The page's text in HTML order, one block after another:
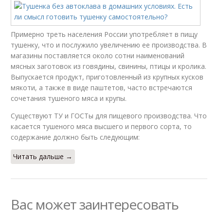
Примерно треть населения России употребляет в пищу
тушенку, что и послужило увеличению ее производства. В
магазины поставляется около сотни наименований
мясных заготовок из говядины, свинины, птицы и кролика.
Выпускается продукт, приготовленный из крупных кусков
мякоти, а также в виде паштетов, часто встречаются
сочетания тушеного мяса и крупы.
Существуют ТУ и ГОСТы для пищевого производства. Что
касается тушеного мяса высшего и первого сорта, то
содержание должно быть следующим:
Читать дальше →
Вас может заинтересовать